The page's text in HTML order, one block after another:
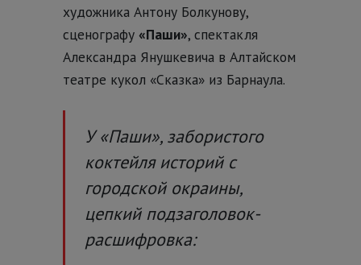
художника Антону Болкунову,
сценографу «Паши», спектакля
Александра Янушкевича в Алтайском
театре кукол «Сказка» из Барнаула.
У «Паши», забористого
коктейля историй с
городской окраины,
цепкий подзаголовок-
расшифровка: